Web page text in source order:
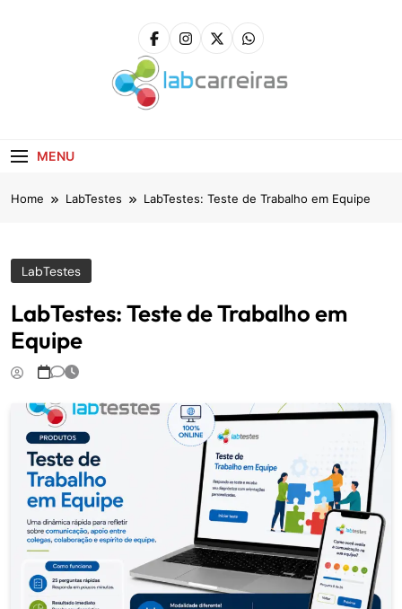
MENU
Home LabTestes LabTestes: Teste de Trabalho em Equipe
LabTestes
LabTestes: Teste de Trabalho em
Equipe